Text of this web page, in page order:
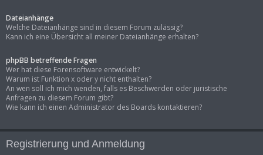
Dateianhänge
Welche Dateianhänge sind in diesem Forum zulässig?
Kann ich eine Übersicht all meiner Dateianhänge erhalten?
phpBB betreffende Fragen
Wer hat diese Forensoftware entwickelt?
Warum ist Funktion x oder y nicht enthalten?
An wen soll ich mich wenden, falls es Beschwerden oder juristische
Anfragen zu diesem Forum gibt?
Wie kann ich einen Administrator des Boards kontaktieren?
Registrierung und Anmeldung